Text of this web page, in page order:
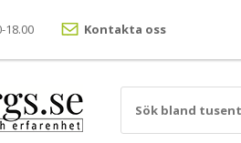
18.00 Kontakta oss